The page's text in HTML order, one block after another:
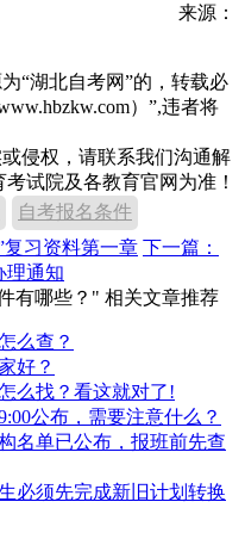
来源：
“湖北自考网”的，转载必
）”,违者将
侵权，请联系我们沟通解
试院及各教育官网为准！
自考报名条件
复习资料第一章 下一篇：
理通知
有哪些？" 相关文章推荐
么查？
好？
么找？看这就对了!
公布，需要注意什么？
名单已公布，报班前先查
必须先完成新旧计划转换